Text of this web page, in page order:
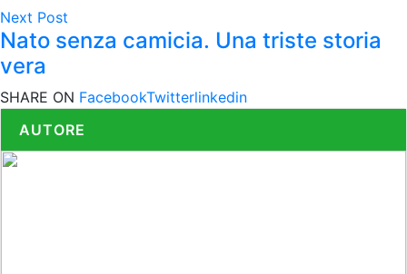
Next Post
Nato senza camicia. Una triste storia
vera
SHARE ON FacebookTwitterlinkedin
AUTORE